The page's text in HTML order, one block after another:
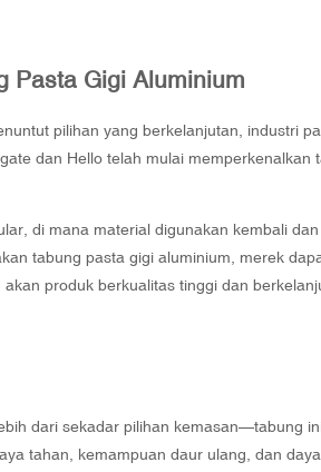
Pasta Gigi Aluminium
pilihan yang berkelanjutan, industri
dan Hello telah mulai
di mana material digunakan kembali
tabung pasta gigi aluminium, merek
produk berkualitas tinggi dan
dari sekadar pilihan kemasan—tabung
tahan, kemampuan daur ulang, dan